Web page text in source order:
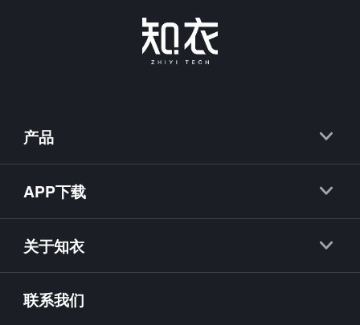
产品
知款
知小布
知小衣
APP下载
海外探款APP
关于知衣
联系我们